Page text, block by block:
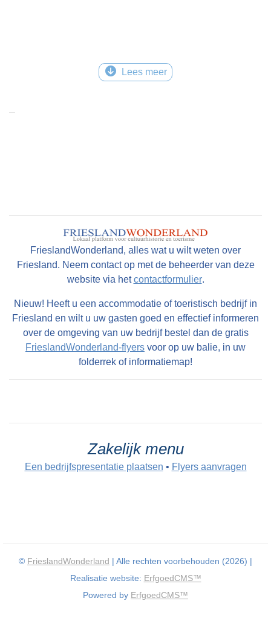
Lees meer
FrieslandWonderland, alles wat u wilt weten over
Friesland. Neem contact op met de beheerder van deze
website via hetcontactformulier.
Nieuw! Heeft u een accommodatie of toeristisch bedrijf in
Friesland en wilt u uw gasten goed en effectief informeren
over de omgeving van uw bedrijf bestel dan de gratis
FrieslandWonderland-flyers voor op uw balie, in uw
folderrek of informatiemap!
Zakelijk menu
Een bedrijfspresentatie plaatsen • Flyers aanvragen
© FrieslandWonderland | Alle rechten voorbehouden (2026) |
Realisatie website: ErfgoedCMS™
Powered by ErfgoedCMS™